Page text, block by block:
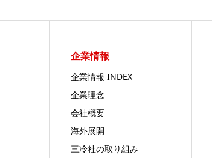
企業情報
企業情報 INDEX
企業理念
会社概要
海外展開
三冷社の取り組み